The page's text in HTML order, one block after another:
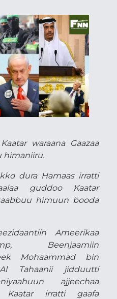
waraana Gaazaa
himaniiru.
dura Hamaas irratti
guddoo Kaatar
himuun booda
Ameerikaa
Beenjaamiin
Mohaammad bin
Tahaanii jidduutti
ajjeechaa
Kaatar irratti gaafa